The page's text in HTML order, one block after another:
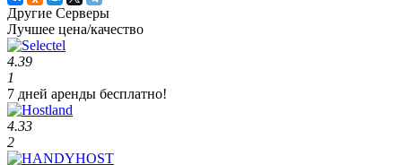
Другие Серверы
Лучшее цена/качество
4.39
1
7 дней аренды бесплатно!
4.33
2